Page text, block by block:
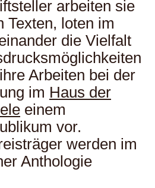
arbeiten sie
Texten, loten im
die Vielfalt
Arbeiten bei der
im Haus der
einem
vor.
werden im
Anthologie